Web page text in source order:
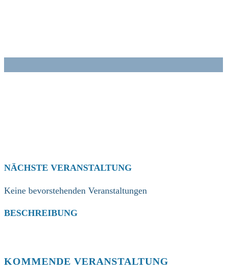
NÄCHSTE VERANSTALTUNG
Keine bevorstehenden Veranstaltungen
BESCHREIBUNG
KOMMENDE VERANSTALTUNG